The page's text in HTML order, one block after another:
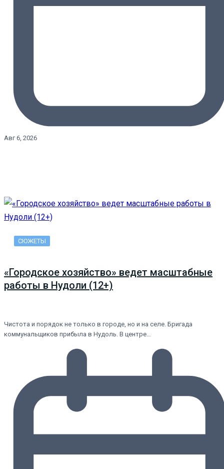
Авг 6, 2026
СЮЖЕТЫ
«Городское хозяйство» ведет масштабные
работы в Нудоли (12+)
Чистота и порядок не только в городе, но и на селе. Бригада
коммунальщиков прибыла в Нудоль. В центре…